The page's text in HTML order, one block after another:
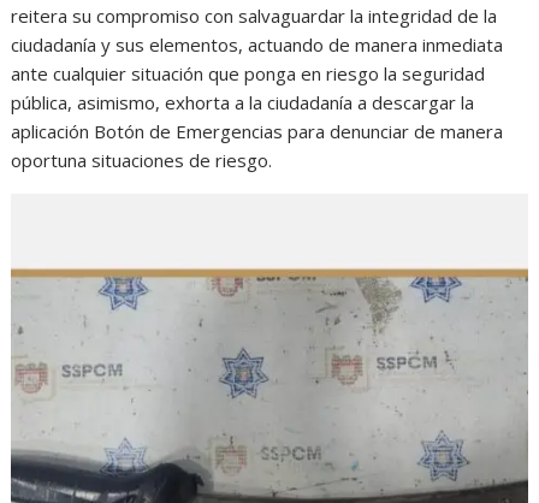
reitera su compromiso con salvaguardar la integridad de la
ciudadanía y sus elementos, actuando de manera inmediata
ante cualquier situación que ponga en riesgo la seguridad
pública, asimismo, exhorta a la ciudadanía a descargar la
aplicación Botón de Emergencias para denunciar de manera
oportuna situaciones de riesgo.